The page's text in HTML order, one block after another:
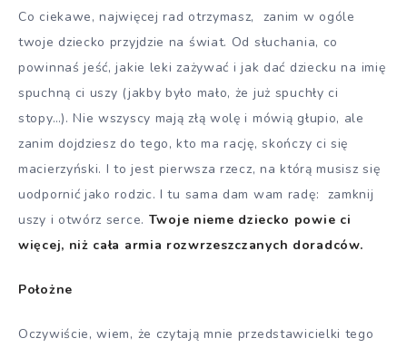
Co ciekawe, najwięcej rad otrzymasz, zanim w ogóle
twoje dziecko przyjdzie na świat. Od słuchania, co
powinnaś jeść, jakie leki zażywać i jak dać dziecku na imię
spuchną ci uszy (jakby było mało, że już spuchły ci
stopy…). Nie wszyscy mają złą wolę i mówią głupio, ale
zanim dojdziesz do tego, kto ma rację, skończy ci się
macierzyński. I to jest pierwsza rzecz, na którą musisz się
uodpornić jako rodzic. I tu sama dam wam radę: zamknij
uszy i otwórz serce. Twoje nieme dziecko powie ci
więcej, niż cała armia rozwrzeszczanych doradców.
Położne
Oczywiście, wiem, że czytają mnie przedstawicielki tego